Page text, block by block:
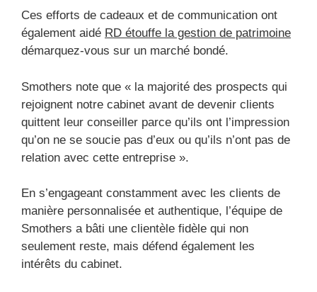
Ces efforts de cadeaux et de communication ont
également aidé RD étouffe la gestion de patrimoine
démarquez-vous sur un marché bondé.
Smothers note que « la majorité des prospects qui
rejoignent notre cabinet avant de devenir clients
quittent leur conseiller parce qu’ils ont l’impression
qu’on ne se soucie pas d’eux ou qu’ils n’ont pas de
relation avec cette entreprise ».
En s’engageant constamment avec les clients de
manière personnalisée et authentique, l’équipe de
Smothers a bâti une clientèle fidèle qui non
seulement reste, mais défend également les
intérêts du cabinet.